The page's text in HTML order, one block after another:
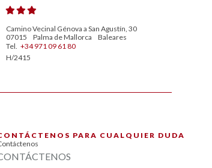
Camino Vecinal Génova a San Agustín, 30
07015
Palma de Mallorca
Baleares
Tel. +34 971 09 61 80
H/2415
PARA CUALQUIER DUDA